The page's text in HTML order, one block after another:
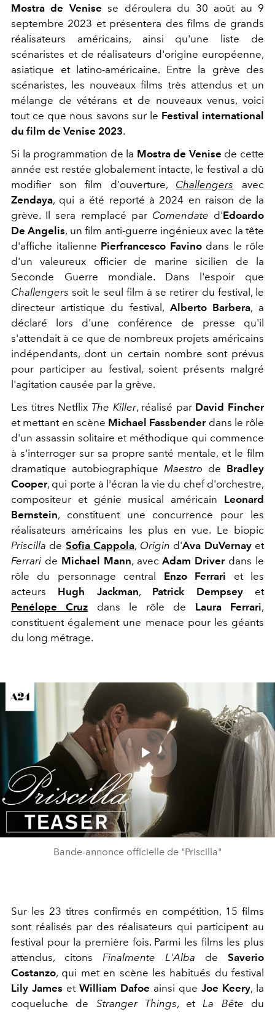
Mostra de Venise se déroulera du 30 août au 9
septembre 2023 et présentera des films de grands
réalisateurs américains, ainsi qu'une liste de
scénaristes et de réalisateurs d'origine européenne,
asiatique et latino-américaine. Entre la grève des
scénaristes, les nouveaux films très attendus et un
mélange de vétérans et de nouveaux venus, voici
tout ce que nous savons sur le Festival international
du film de Venise 2023.
Si la programmation de la Mostra de Venise de cette
année est restée globalement intacte, le festival a dû
modifier son film d'ouverture, Challengers avec
Zendaya, qui a été reporté à 2024 en raison de la
grève. Il sera remplacé par Comendate d'Edoardo
De Angelis, un film anti-guerre ingénieux avec la tête
d'affiche italienne Pierfrancesco Favino dans le rôle
d'un valeureux officier de marine sicilien de la
Seconde Guerre mondiale. Dans l'espoir que
Challengers soit le seul film à se retirer du festival, le
directeur artistique du festival, Alberto Barbera, a
déclaré lors d'une conférence de presse qu'il
s'attendait à ce que de nombreux projets américains
indépendants, dont un certain nombre sont prévus
pour participer au festival, soient présents malgré
l'agitation causée par la grève.
Les titres Netflix The Killer, réalisé par David Fincher
et mettant en scène Michael Fassbenderdans le rôle
d'un assassin solitaire et méthodique qui commence
à s'interroger sur sa propre santé mentale, et le film
dramatique autobiographique Maestro de Bradley
Cooper, qui porte à l'écran la vie du chef d'orchestre,
compositeur et génie musical américain Leonard
Bernstein, constituent une concurrence pour les
réalisateurs américains les plus en vue. Le biopic
Priscilla de Sofia Cappola, Origin d'Ava DuVernayet
Ferrari de Michael Mann, avecAdam Driverdans le
rôle du personnage central Enzo Ferrari et les
acteurs Hugh Jackman, Patrick Dempseyet
Penélope Cruz dans le rôle de Laura Ferrari,
constituent également une menace pour les géants
du long métrage.
Play
Video
Bande-annonce officielle de "Priscilla"
Sur les 23 titres confirmés en compétition, 15 films
sont réalisés par des réalisateurs qui participent au
festival pour la première fois. Parmi les films les plus
attendus, citons Finalmente L'Alba de Saverio
Costanzo, qui met en scène les habitués du festival
Lily James et William Dafoe ainsi que Joe Keery, la
coqueluche de Stranger Things, etLa Bête du